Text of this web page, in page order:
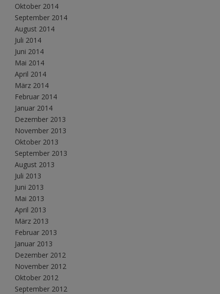
Oktober 2014
September 2014
August 2014
Juli 2014
Juni 2014
Mai 2014
April 2014
März 2014
Februar 2014
Januar 2014
Dezember 2013
November 2013
Oktober 2013
September 2013
August 2013
Juli 2013
Juni 2013
Mai 2013
April 2013
März 2013
Februar 2013
Januar 2013
Dezember 2012
November 2012
Oktober 2012
September 2012